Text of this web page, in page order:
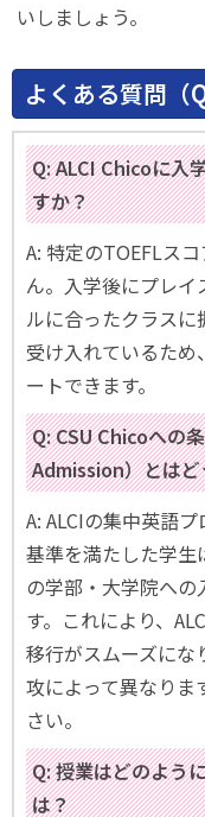
いしましょう。
よくある質問（
Q: ALCI Chicoに入
すか？
A: 特定のTOEFLス
ん。入学後にプレ
ルに合ったクラス
受け入れているた
ートできます。
Q: CSU Chicoへの
Admission）とは
A: ALCIの集中英語
基準を満たした学生
の学部・大学院へ
す。これにより、
移行がスムーズにな
攻によって異なりま
さい。
Q: 授業はどのよう
は？